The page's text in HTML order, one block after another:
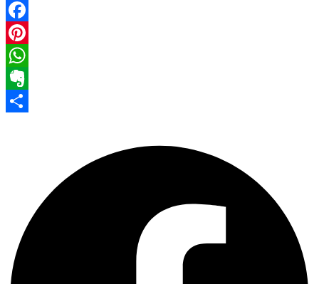
Facebook
Pinterest
WhatsApp
Evernote